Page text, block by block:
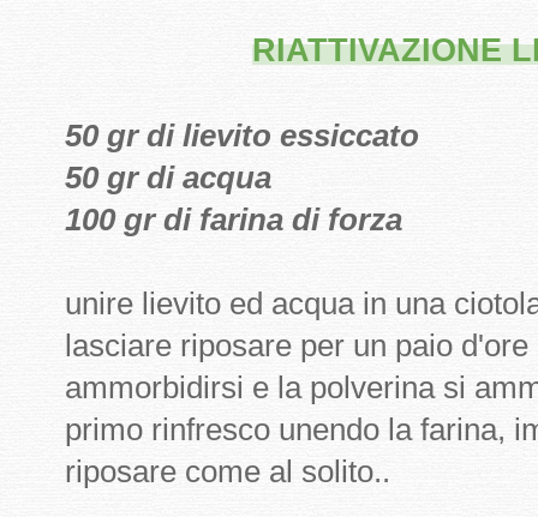
RIATTIVAZIONE
50 gr di lievito essiccato
50 gr di acqua
100 gr di farina di forza
unire lievito ed acqua in una
lasciare riposare per un paio
ammorbidirsi e la polverina si
primo rinfresco unendo la farina,
riposare come al solito..